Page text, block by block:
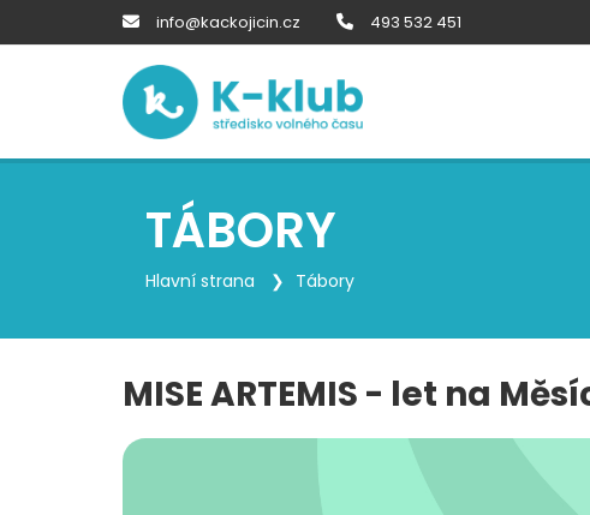
info@kackojicin.cz 493 532 451
TÁBORY
Hlavní strana Tábory
MISE ARTEMIS - let na